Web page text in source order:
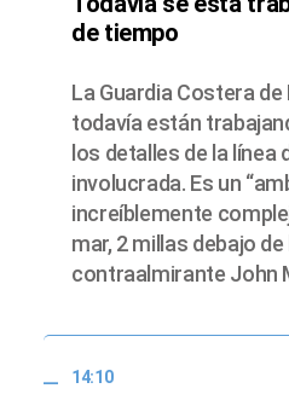
de tiempo
La Guardia Costera de
todavía están
los detalles de la línea
involucrada. Es un
increíblemente
mar, 2 millas debajo
contraalmirante John
14:10